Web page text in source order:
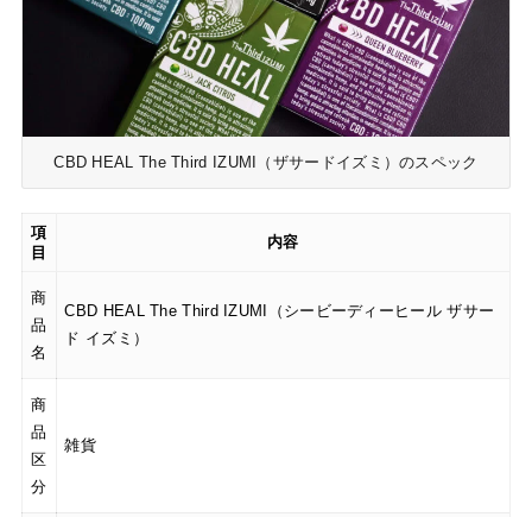
CBD HEAL The Third IZUMI（ザサードイズミ）のスペック
項
目
内容
商
品
名
CBD HEAL The Third IZUMI（シービーディーヒール ザサー
ド イズミ）
商
品
区
分
雑貨